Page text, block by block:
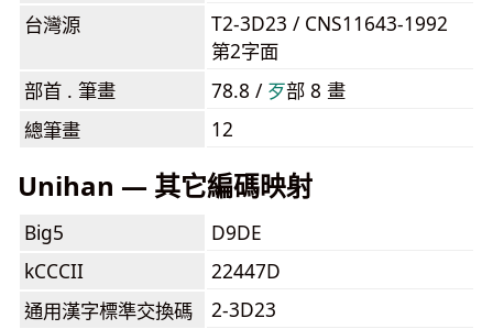
台灣源
T2-3D23 / CNS11643-1992
第2字面
部首 . 筆畫
78.8 / ⽍部 8 畫
總筆畫
12
Unihan — 其它編碼映射
Big5
D9DE
kCCCII
22447D
通用漢字標準交換碼
2-3D23